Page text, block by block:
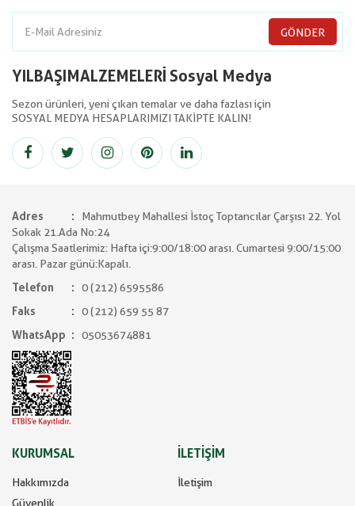
GÖNDER
YILBAŞIMALZEMELERİ Sosyal Medya
Sezon ürünleri, yeni çıkan temalar ve daha fazlası için
SOSYAL MEDYA HESAPLARIMIZI TAKİPTE KALIN!
Adres
Mahmutbey Mahallesi İstoç Toptancılar Çarşısı 22. Yol
Sokak 21.Ada No:24
Çalışma Saatlerimiz: Hafta içi:9:00/18:00 arası. Cumartesi 9:00/15:00
arası. Pazar günü:Kapalı.
Telefon
0 (212) 6595586
Faks
0 (212) 659 55 87
WhatsApp
05053674881
KURUMSAL
Hakkımızda
Güvenlik
İLETİŞİM
İletişim